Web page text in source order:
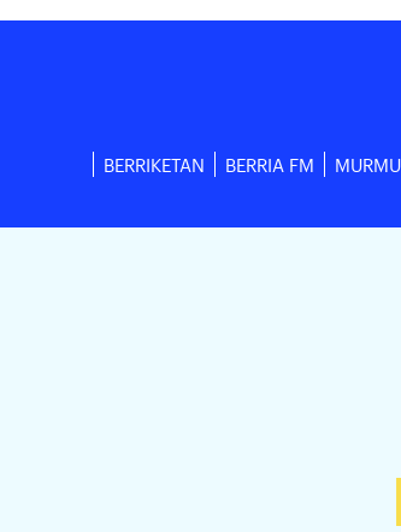
BERRIKETAN BERRIA FM